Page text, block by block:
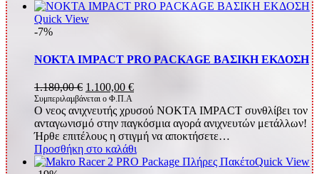
Quick View
-7%
NOKTA IMPACT PRO PACKAGE ΒΑΣΙΚΗ ΕΚΔΟΣΗ
1.180,00€ Original
price
was:
1.180,00 €.
1.100,00 €Η
τιμή
είναι:
1.100,00 €.
Συμπεριλαμβάνεται ο Φ.Π.Α
O νεος ανιχνευτής χρυσού NOKTA IMPACT συνθλίβει τον
ανταγωνισμό στην παγκόσμια αγορά ανιχνευτών μετάλλων!
Ήρθε επιτέλους η στιγμή να αποκτήσετε…
Προσθήκη στο καλάθι
Quick View